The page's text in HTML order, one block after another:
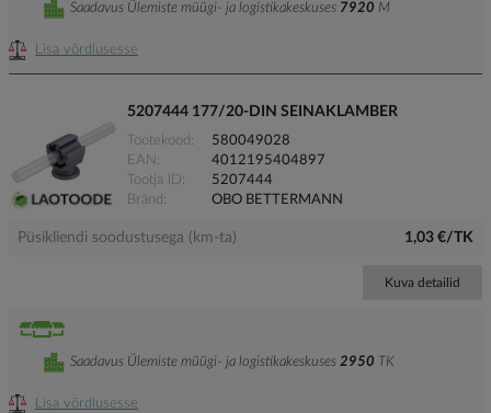
Lisa võrdlusesse
Saadavus Ülemiste müügi- ja logistikakeskuses 7920 M
5207444 177/20-DIN SEINAKLAMBER
Tootekood
580049028
EAN
4012195404897
Tootja ID
5207444
Bränd
OBO BETTERMANN
Püsikliendi soodustusega (km-ta) 1,03 €/TK
Kuva detailid
Lisa võrdlusesse
Saadavus Ülemiste müügi- ja logistikakeskuses 2950 TK